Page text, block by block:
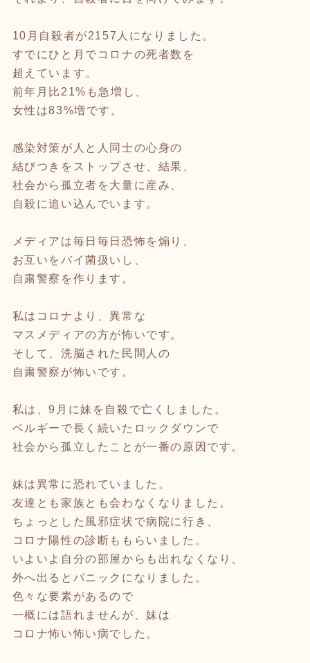
10月自殺者が2157人になりました。
すでにひと月でコロナの死者数を
超えています。
前年月比21%も急増し、
女性は83%増です。
感染対策が人と人同士の心身の
結びつきをストップさせ、結果、
社会から孤立者を大量に産み、
自殺に追い込んでいます。
メディアは毎日毎日恐怖を煽り、
お互いをバイ菌扱いし、
自粛警察を作ります。
私はコロナより、異常な
マスメディアの方が怖いです。
そして、洗脳された民間人の
自粛警察が怖いです。
私は、9月に妹を自殺で亡くしました。
ベルギーで長く続いたロックダウンで
社会から孤立したことが一番の原因です。
妹は異常に恐れていました。
友達とも家族とも会わなくなりました。
ちょっとした風邪症状で病院に行き、
コロナ陽性の診断ももらいました。
いよいよ自分の部屋からも出れなくなり、
外へ出るとパニックになりました。
色々な要素があるので
一概には語れませんが、妹は
コロナ怖い怖い病でした。